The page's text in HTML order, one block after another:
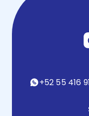
+52 55 416